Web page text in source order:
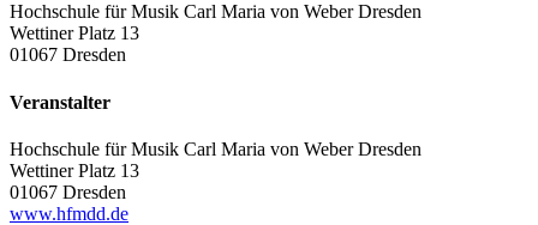
Hochschule für Musik Carl Maria von Weber Dresden
Wettiner Platz 13
01067 Dresden
Veranstalter
Hochschule für Musik Carl Maria von Weber Dresden
Wettiner Platz 13
01067 Dresden
www.hfmdd.de